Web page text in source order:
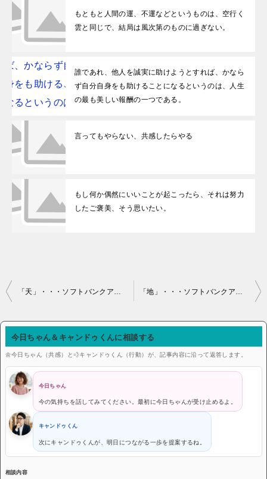
もともと人間の運、不運などというものは、空行く
雲と同じで、結局は風次第のものに過ぎない。
誰であれ、他人を誠実に助けようとすれば、かなら
ず自分自身をも助けることになるというのは、人生
の最も美しい報酬の一つである。
言ってもやらない、共感したらやる
もし何か偶然にいいことが起こったら、それは努力
したご褒美、そう思いたい。
投稿ナビゲーション 「天」・・・ソフトバンクアカデミア開校式 「地」・・・ソフトバンクアカデミア開校式
今日ちゃん＆キャンドゥくんに相談する
🌼今日ちゃん（共感）と💨キャンドゥくん（行動）が、記事内容に沿って返答します。
今日ちゃん
今の気持ちを話してみてください。最初に今日ちゃんが受け止めるよ。
キャンドゥくん
次にキャンドゥくんが、明日につながる一歩を提案するね。
相談内容